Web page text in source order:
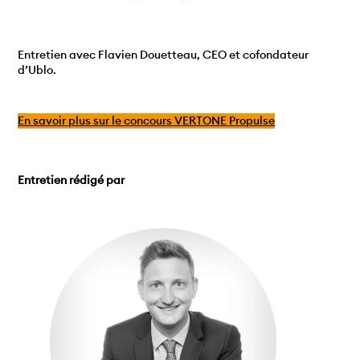
Entretien avec Flavien Douetteau, CEO et cofondateur
d’Ublo.
En savoir plus sur le concours VERTONE Propulse
Entretien rédigé par